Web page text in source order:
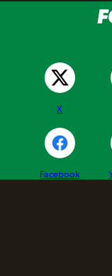
X
Facebook